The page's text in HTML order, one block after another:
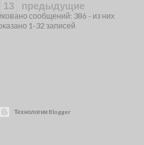
13 предыдущие
сообщений: 386 - из них
1-32 записей
Технологии Blogger